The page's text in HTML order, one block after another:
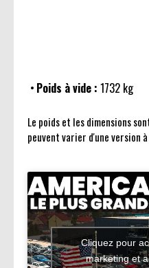
Poids à vide : 1732 kg
Le poids et les dimensions
peuvent varier d'une version
Cliquez pour
marketing et